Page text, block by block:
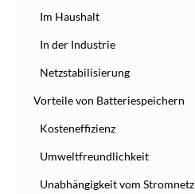
Im Haushalt
In der Industrie
Netzstabilisierung
Vorteile von Batteriespeichern
Kosteneffizienz
Umweltfreundlichkeit
Unabhängigkeit vom Stromnetz